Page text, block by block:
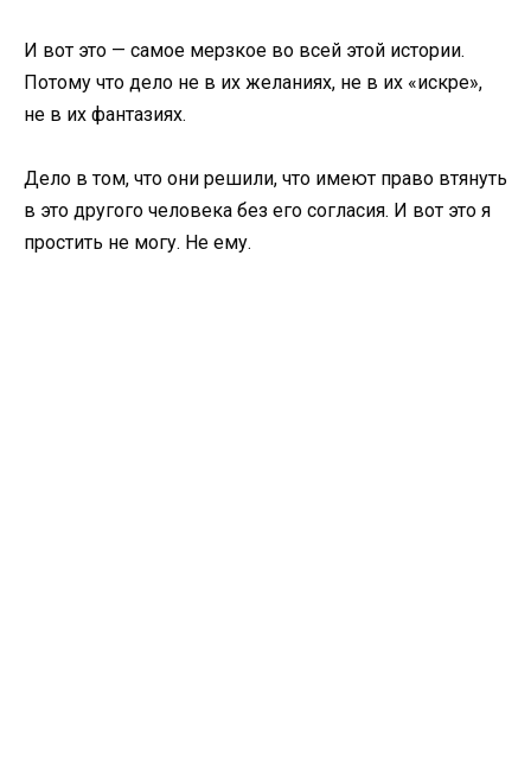
И вот это — самое мерзкое во всей этой истории.
Потому что дело не в их желаниях, не в их «искре»,
не в их фантазиях.
Дело в том, что они решили, что имеют право втянуть
в это другого человека без его согласия. И вот это я
простить не могу. Не ему.